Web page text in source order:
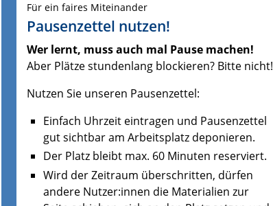
Für ein faires Miteinander
Pausenzettel nutzen!
Wer lernt, muss auch mal Pause machen!
Aber Plätze stundenlang blockieren? Bitte nicht!
Nutzen Sie unseren Pausenzettel:
Einfach Uhrzeit eintragen und Pausenzettel
gut sichtbar am Arbeitsplatz deponieren.
Der Platz bleibt max. 60 Minuten reserviert.
Wird der Zeitraum überschritten, dürfen
andere Nutzer:innen die Materialien zur